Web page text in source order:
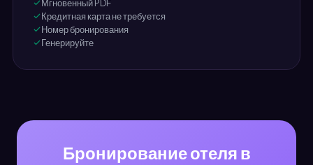
Мгновенный PDF
Кредитная карта не требуется
Номер бронирования
Генерируйте
Бронирование отеля в